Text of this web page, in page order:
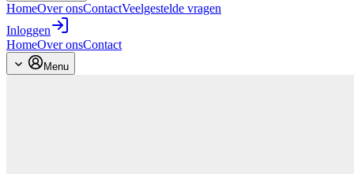
HomeOver onsContactVeelgestelde vragen
Inloggen
HomeOver onsContact
Menu